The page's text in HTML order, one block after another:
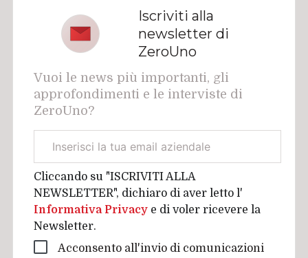
Iscriviti alla
newsletter di
ZeroUno
Vuoi le news più importanti, gli
approfondimenti e le interviste di
ZeroUno?
aziendale
Cliccando su "ISCRIVITI ALLA
NEWSLETTER", dichiaro di aver letto l'
Informativa Privacy e di voler ricevere la
Newsletter.
Acconsento all'invio di comunicazioni